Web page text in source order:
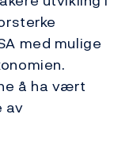
med mulige
å ha vært
av